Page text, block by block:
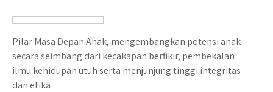
Pilar Masa Depan Anak, mengembangkan potensi anak
secara seimbang dari kecakapan berfikir, pembekalan
ilmu kehidupan utuh serta menjunjung tinggi integritas
dan etika